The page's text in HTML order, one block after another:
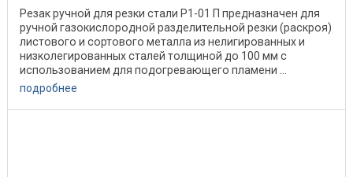
Резак ручной для резки стали Р1-01 П предназначен для
ручной газокислородной разделительной резки (раскроя)
листового и сортового металла из нелигированных и
низколегированных сталей толщиной до 100 мм с
использованием для подогревающего пламени ...
подробнее